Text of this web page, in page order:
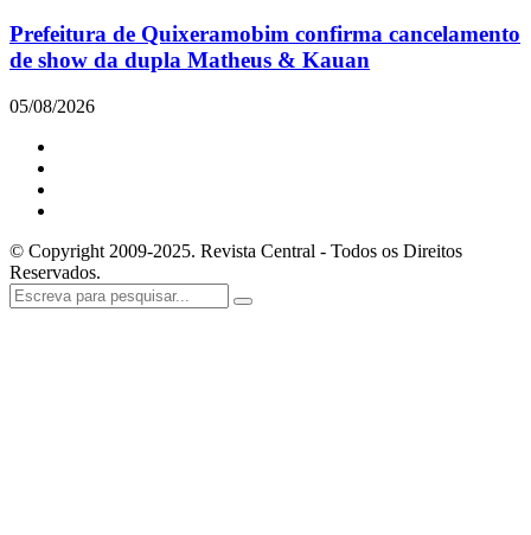
Prefeitura de Quixeramobim confirma cancelamento
de show da dupla Matheus & Kauan
05/08/2026
© Copyright 2009-2025. Revista Central - Todos os Direitos
Reservados.